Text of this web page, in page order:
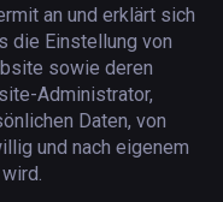
an und erklärt sich
die Einstellung von
sowie deren
Administrator,
Daten, von
und nach eigenem